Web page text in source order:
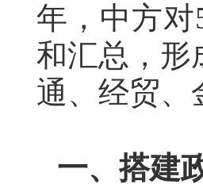
年，中方
和汇总，形
通、经贸、
一、搭建